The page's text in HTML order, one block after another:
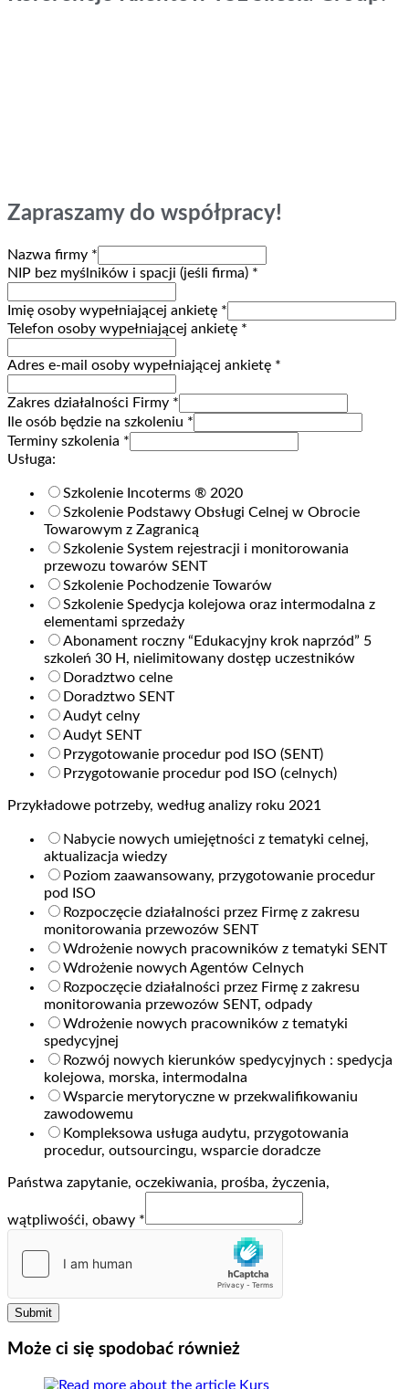
Zapraszamy do współpracy!
Nazwa firmy *
NIP bez myślników i spacji (jeśli firma) *
Imię osoby wypełniającej ankietę *
Telefon osoby wypełniającej ankietę *
Adres e-mail osoby wypełniającej ankietę *
Zakres działalności Firmy *
Ile osób będzie na szkoleniu *
Terminy szkolenia *
Usługa:
Szkolenie Incoterms ® 2020
Szkolenie Podstawy Obsługi Celnej w Obrocie
Towarowym z Zagranicą
Szkolenie System rejestracji i monitorowania
przewozu towarów SENT
Szkolenie Pochodzenie Towarów
Szkolenie Spedycja kolejowa oraz intermodalna z
elementami sprzedaży
Abonament roczny “Edukacyjny krok naprzód” 5
szkoleń 30 H, nielimitowany dostęp uczestników
Doradztwo celne
Doradztwo SENT
Audyt celny
Audyt SENT
Przygotowanie procedur pod ISO (SENT)
Przygotowanie procedur pod ISO (celnych)
Przykładowe potrzeby, według analizy roku 2021
Nabycie nowych umiejętności z tematyki celnej,
aktualizacja wiedzy
Poziom zaawansowany, przygotowanie procedur
pod ISO
Rozpoczęcie działalności przez Firmę z zakresu
monitorowania przewozów SENT
Wdrożenie nowych pracowników z tematyki SENT
Wdrożenie nowych Agentów Celnych
Rozpoczęcie działalności przez Firmę z zakresu
monitorowania przewozów SENT, odpady
Wdrożenie nowych pracowników z tematyki
spedycyjnej
Rozwój nowych kierunków spedycyjnych : spedycja
kolejowa, morska, intermodalna
Wsparcie merytoryczne w przekwalifikowaniu
zawodowemu
Kompleksowa usługa audytu, przygotowania
procedur, outsourcingu, wsparcie doradcze
Państwa zapytanie, oczekiwania, prośba, życzenia,
wątpliwośći, obawy *
Submit
Może ci się spodobać również